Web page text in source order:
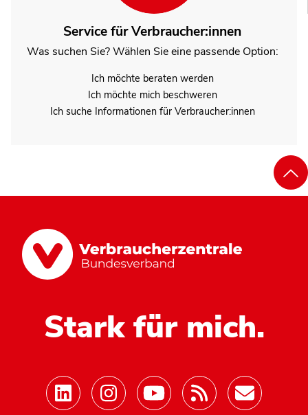
Service für Verbraucher:innen
Was suchen Sie? Wählen Sie eine passende Option:
Ich möchte beraten werden
Ich möchte mich beschweren
Ich suche Informationen für Verbraucher:innen
Stark für mich.